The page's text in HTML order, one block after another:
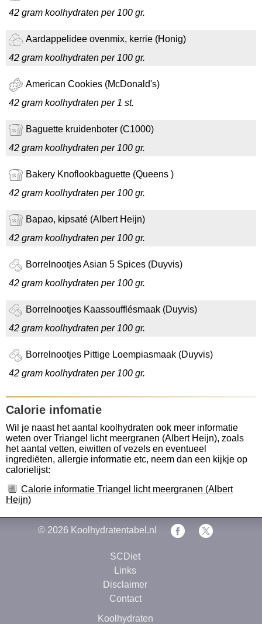
42 gram koolhydraten per 100 gr.
Aardappelidee ovenmix, kerrie (Honig)
42 gram koolhydraten per 100 gr.
American Cookies (McDonald's)
42 gram koolhydraten per 1 st.
Baguette kruidenboter (C1000)
42 gram koolhydraten per 100 gr.
Bakery Knoflookbaguette (Queens )
42 gram koolhydraten per 100 gr.
Bapao, kipsaté (Albert Heijn)
42 gram koolhydraten per 100 gr.
Borrelnootjes Asian 5 Spices (Duyvis)
42 gram koolhydraten per 100 gr.
Borrelnootjes Kaassoufflésmaak (Duyvis)
42 gram koolhydraten per 100 gr.
Borrelnootjes Pittige Loempiasmaak (Duyvis)
42 gram koolhydraten per 100 gr.
Calorie infomatie
Wil je naast het aantal koolhydraten ook meer informatie
weten over Triangel licht meergranen (Albert Heijn), zoals
het aantal vetten, eiwitten of vezels en eventueel
ingrediëten, allergie informatie etc, neem dan een kijkje op
calorielijst:
Calorie informatie Triangel licht meergranen (Albert
Heijn)
© 2026 Koolhydratentabel.nl
SCDiet
Links
Disclaimer
Contact
Koolhydraten